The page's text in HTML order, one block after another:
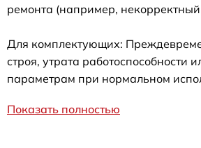
ремонта (например,
Для комплектующих:
строя, утрата работоспособности
параметрам при нормальном
Показать полностью